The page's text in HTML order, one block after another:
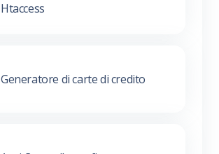
Htaccess
Generatore di carte di credito